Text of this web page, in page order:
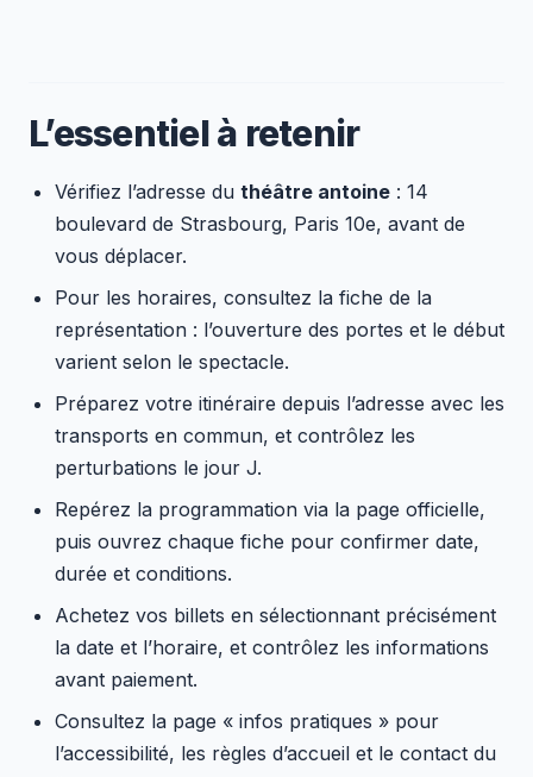
L’essentiel à retenir
Vérifiez l’adresse du théâtre antoine: 14
boulevard de Strasbourg, Paris 10e, avant de
vous déplacer.
Pour les horaires, consultez la fiche de la
représentation : l’ouverture des portes et le début
varient selon le spectacle.
Préparez votre itinéraire depuis l’adresse avec les
transports en commun, et contrôlez les
perturbations le jour J.
Repérez la programmation via la page officielle,
puis ouvrez chaque fiche pour confirmer date,
durée et conditions.
Achetez vos billets en sélectionnant précisément
la date et l’horaire, et contrôlez les informations
avant paiement.
Consultez la page « infos pratiques » pour
l’accessibilité, les règles d’accueil et le contact du